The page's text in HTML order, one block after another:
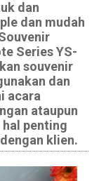
dan
dan mudah
Series YS-
souvenir
dan
acara
ataupun
penting
klien.